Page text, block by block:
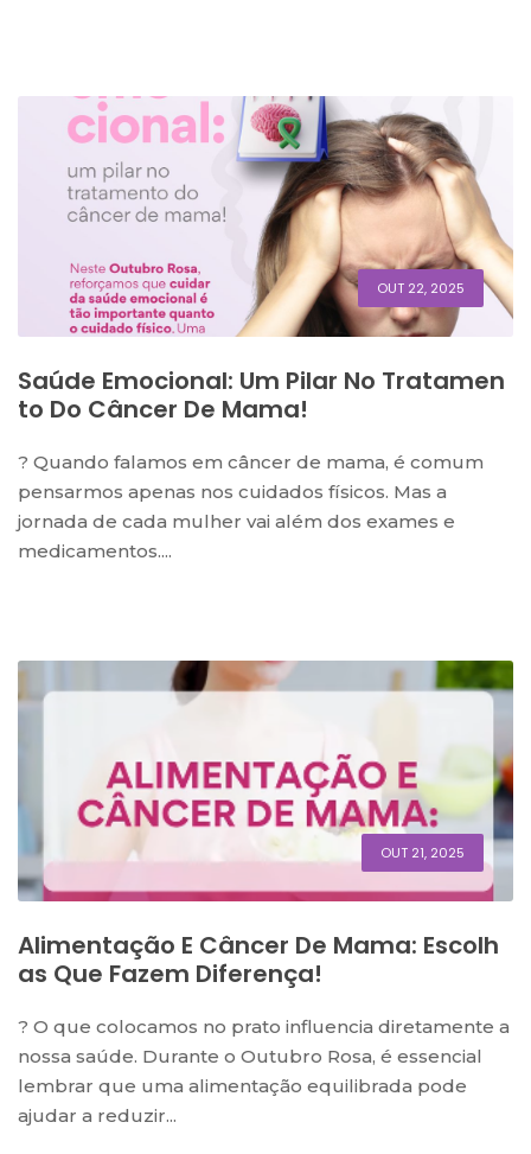
OUT 22, 2025
Saúde Emocional: Um Pilar No Tratamen
To Do Câncer De Mama!
? Quando falamos em câncer de mama, é comum
pensarmos apenas nos cuidados físicos. Mas a
jornada de cada mulher vai além dos exames e
medicamentos....
OUT 21, 2025
Alimentação E Câncer De Mama: Escolh
As Que Fazem Diferença!
? O que colocamos no prato influencia diretamente a
nossa saúde. Durante o Outubro Rosa, é essencial
lembrar que uma alimentação equilibrada pode
ajudar a reduzir...